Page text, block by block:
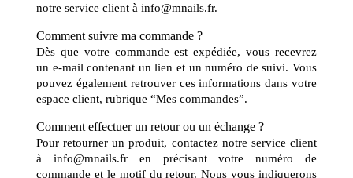
notre service client à info@mnails.fr.
Comment suivre ma commande ?
Dès que votre commande est expédiée, vous recevrez
un e-mail contenant un lien et un numéro de suivi. Vous
pouvez également retrouver ces informations dans votre
espace client, rubrique “Mes commandes”.
Comment effectuer un retour ou un échange ?
Pour retourner un produit, contactez notre service client
à info@mnails.fr en précisant votre numéro de
commande et le motif du retour. Nous vous indiquerons